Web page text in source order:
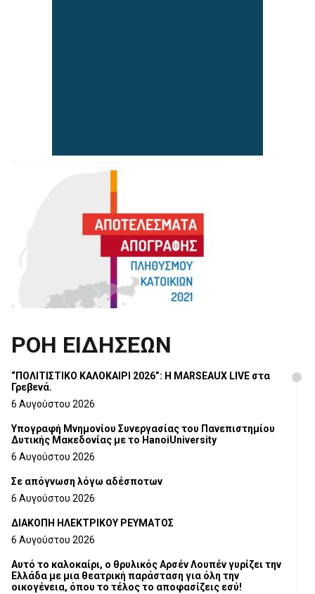
ΡΟΗ ΕΙΔΗΣΕΩΝ
“ΠΟΛΙΤΙΣΤΙΚΟ ΚΑΛΟΚΑΙΡΙ 2026”: Η MARSEAUX LIVE στα
Γρεβενά.
6 Αυγούστου 2026
Υπογραφή Μνημονίου Συνεργασίας του Πανεπιστημίου
Δυτικής Μακεδονίας με το HanoiUniversity
6 Αυγούστου 2026
Σε απόγνωση λόγω αδέσποτων
6 Αυγούστου 2026
ΔΙΑΚΟΠΗ ΗΛΕΚΤΡΙΚΟΥ ΡΕΥΜΑΤΟΣ
6 Αυγούστου 2026
Αυτό το καλοκαίρι, ο θρυλικός Αρσέν Λουπέν γυρίζει την
Ελλάδα με μια θεατρική παράσταση για όλη την
οικογένεια, όπου το τέλος το αποφασίζεις εσύ!